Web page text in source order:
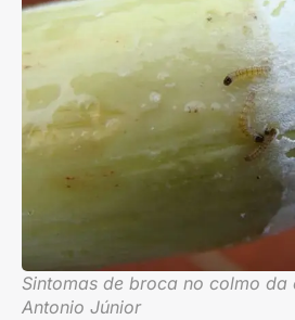
Sintomas de broca no colmo da
Antonio Júnior